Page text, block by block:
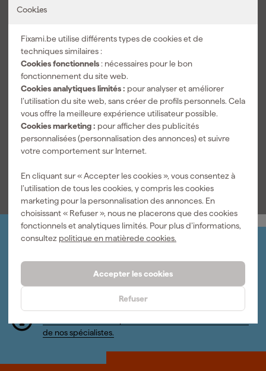
Cookies
Fixami.be utilise différents types de cookies et de
techniques similaires :
Cookies fonctionnels : nécessaires pour le bon
fonctionnement du site web.
Cookies analytiques limités : pour analyser et améliorer
l’utilisation du site web, sans créer de profils personnels. Cela
vous offre la meilleure expérience utilisateur possible.
Cookies marketing : pour afficher des publicités
personnalisées (personnalisation des annonces) et suivre
votre comportement sur Internet.
En cliquant sur « Accepter les cookies », vous consentez à
l’utilisation de tous les cookies, y compris les cookies
marketing pour la personnalisation des annonces. En
choisissant « Refuser », nous ne placerons que des cookies
fonctionnels et analytiques limités. Pour plus d’informations,
consultez politique en matièrede cookies.
Accepter les cookies
Refuser
Peinture
Étendue des couleurs
Méthode de traitement Brosse, Rouleau en feutre
Voir toutes les caractéristiques
Documents
Fiche technique
Organisez-le vous-même
Abonnez-vous à la newsletter hebdomadaire
de nos spécialistes.